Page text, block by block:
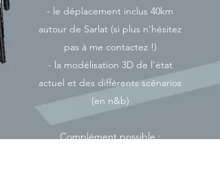
- le déplacement inclus 40km
autour de Sarlat (si plus n’hésitez
pas à me contactez !)
- la modélisation 3D de l'état
actuel et des différents scénarios
(en n&b)
Complément possible :